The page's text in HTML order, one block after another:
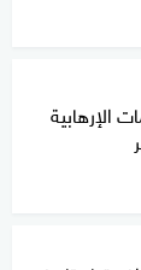
الإرهابية